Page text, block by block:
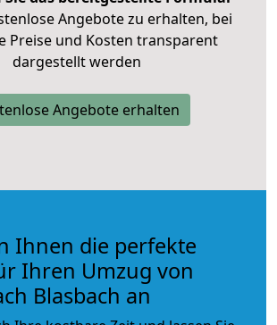
Angebote zu erhalten, bei
Preise und Kosten transparent
dargestellt werden
Angebote erhalten
Ihnen die perfekte
Ihren Umzug von
Blasbach an